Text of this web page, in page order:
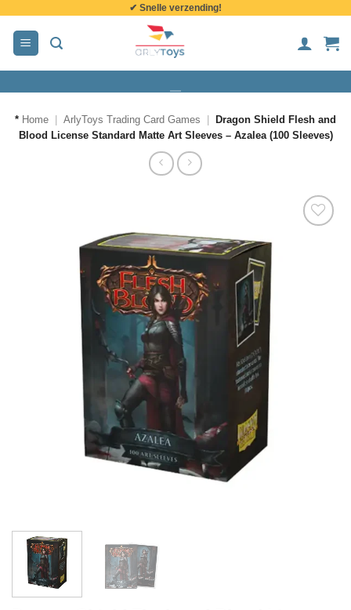
inhoud
✔ Snelle verzending!
* Home ArlyToys Trading Card Games
Dragon Shield Flesh and
Blood License Standard Matte Art Sleeves – Azalea (100 Sleeves)